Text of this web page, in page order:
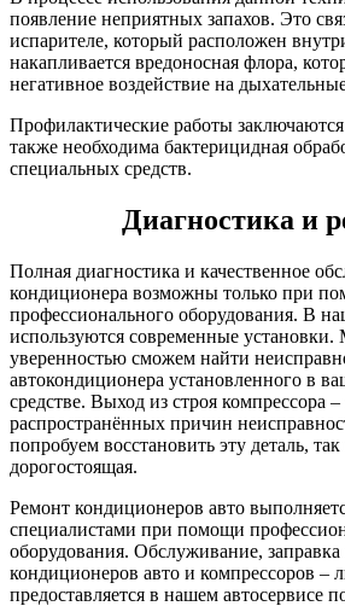
появление неприятных запахов. Это
испарителе, который расположен
накапливается вредоносная флора,
негативное воздействие на
Профилактические работы
также необходима бактерицидная
специальных средств.
Диагностика и
Полная диагностика и качественное
кондиционера возможны только при
профессионального оборудования. В
используются современные
уверенностью сможем найти
автокондиционера установленного в
средстве. Выход из строя компрессора
распространённых причин
попробуем восстановить эту деталь, так
дорогостоящая.
Ремонт кондиционеров авто
специалистами при помощи
оборудования. Обслуживание,
кондиционеров авто и компрессоров –
предоставляется в нашем автосервисе